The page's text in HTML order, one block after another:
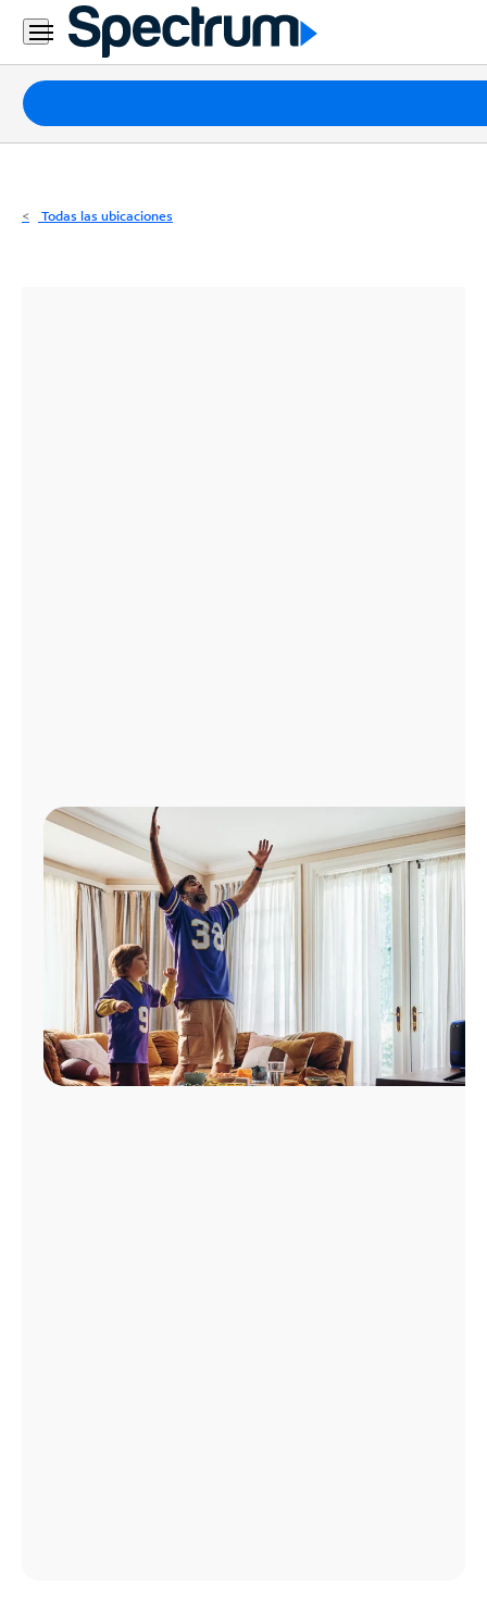
Residencial
Business
Paquetes
Internet
Todas las ubicaciones